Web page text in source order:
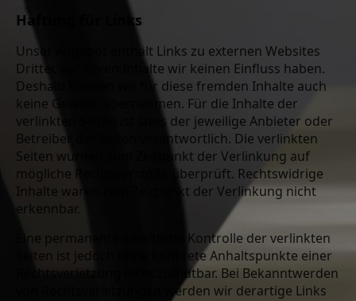
Haftung für Links
Unser Angebot enthält Links zu externen Websites
Dritter, auf deren Inhalte wir keinen Einfluss haben.
Deshalb können wir für diese fremden Inhalte auch
keine Gewähr übernehmen. Für die Inhalte der
verlinkten Seiten ist stets der jeweilige Anbieter oder
Betreiber der Seiten verantwortlich. Die verlinkten
Seiten wurden zum Zeitpunkt der Verlinkung auf
mögliche Rechtsverstöße überprüft. Rechtswidrige
Inhalte waren zum Zeitpunkt der Verlinkung nicht
erkennbar.
Eine permanente inhaltliche Kontrolle der verlinkten
Seiten ist jedoch ohne konkrete Anhaltspunkte einer
Rechtsverletzung nicht zumutbar. Bei Bekanntwerden
von Rechtsverletzungen werden wir derartige Links